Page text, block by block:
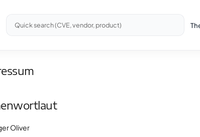
Quick search (CVE, vendor, product)
Oliver